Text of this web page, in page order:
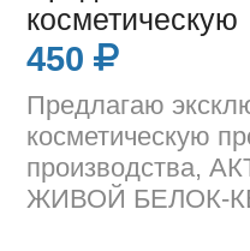
косметическую
450
Предлагаю
косметическую
производства,
ЖИВОЙ БЕЛОК-